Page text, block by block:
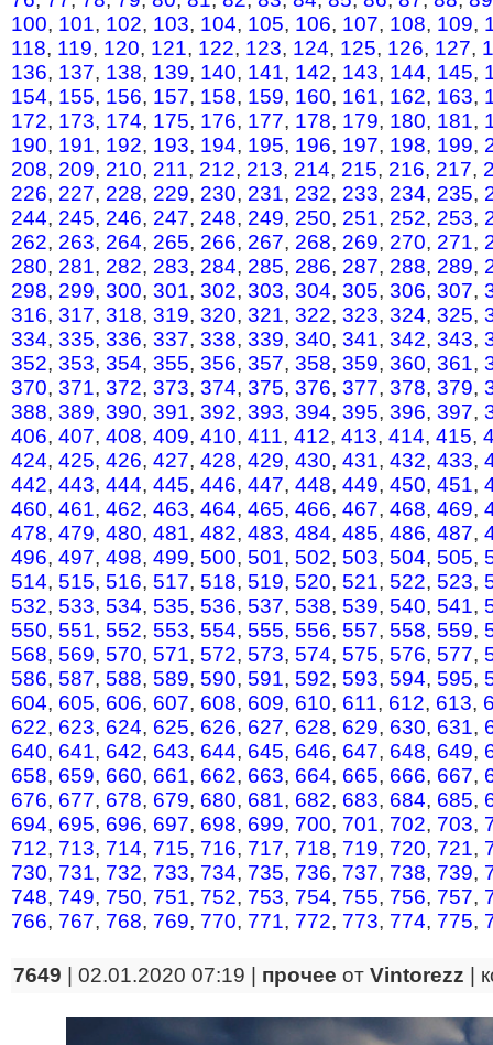
100, 101, 102, 103, 104, 105, 106, 107, 108, 109,
118, 119, 120, 121, 122, 123, 124, 125, 126, 127,
136, 137, 138, 139, 140, 141, 142, 143, 144, 145,
154, 155, 156, 157, 158, 159, 160, 161, 162, 163,
172, 173, 174, 175, 176, 177, 178, 179, 180, 181,
190, 191, 192, 193, 194, 195, 196, 197, 198, 199,
208, 209, 210, 211, 212, 213, 214, 215, 216, 217,
226, 227, 228, 229, 230, 231, 232, 233, 234, 235,
244, 245, 246, 247, 248, 249, 250, 251, 252, 253,
262, 263, 264, 265, 266, 267, 268, 269, 270, 271,
280, 281, 282, 283, 284, 285, 286, 287, 288, 289,
298, 299, 300, 301, 302, 303, 304, 305, 306, 307,
316, 317, 318, 319, 320, 321, 322, 323, 324, 325,
334, 335, 336, 337, 338, 339, 340, 341, 342, 343,
352, 353, 354, 355, 356, 357, 358, 359, 360, 361,
370, 371, 372, 373, 374, 375, 376, 377, 378, 379,
388, 389, 390, 391, 392, 393, 394, 395, 396, 397,
406, 407, 408, 409, 410, 411, 412, 413, 414, 415,
424, 425, 426, 427, 428, 429, 430, 431, 432, 433,
442, 443, 444, 445, 446, 447, 448, 449, 450, 451,
460, 461, 462, 463, 464, 465, 466, 467, 468, 469,
478, 479, 480, 481, 482, 483, 484, 485, 486, 487,
496, 497, 498, 499, 500, 501, 502, 503, 504, 505,
514, 515, 516, 517, 518, 519, 520, 521, 522, 523,
532, 533, 534, 535, 536, 537, 538, 539, 540, 541,
550, 551, 552, 553, 554, 555, 556, 557, 558, 559,
568, 569, 570, 571, 572, 573, 574, 575, 576, 577,
586, 587, 588, 589, 590, 591, 592, 593, 594, 595,
604, 605, 606, 607, 608, 609, 610, 611, 612, 613,
622, 623, 624, 625, 626, 627, 628, 629, 630, 631,
640, 641, 642, 643, 644, 645, 646, 647, 648, 649,
658, 659, 660, 661, 662, 663, 664, 665, 666, 667,
676, 677, 678, 679, 680, 681, 682, 683, 684, 685,
694, 695, 696, 697, 698, 699, 700, 701, 702, 703,
712, 713, 714, 715, 716, 717, 718, 719, 720, 721,
730, 731, 732, 733, 734, 735, 736, 737, 738, 739,
748, 749, 750, 751, 752, 753, 754, 755, 756, 757,
766, 767, 768, 769, 770, 771, 772, 773, 774, 775,
7649 | 02.01.2020 07:19 | прочее от Vintorezz